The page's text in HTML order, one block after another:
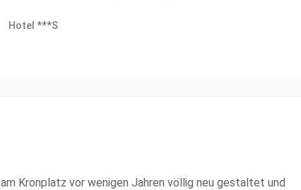
Hotel ***S
Kronplatz vor wenigen Jahren völlig neu gestaltet und